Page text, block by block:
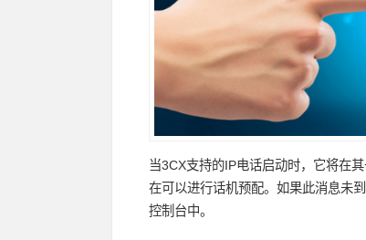
当3CX支持的IP电话启动时，它将在
在可以进行话机预配。如果此消息未
控制台中。